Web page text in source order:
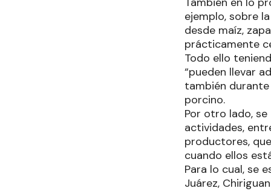
ejemplo, sobre
desde maíz,
prácticamente
Todo ello
“pueden llevar
también
porcino.
Por otro lado,
actividades,
productores,
cuando ellos
Para lo cual, se
Juárez,